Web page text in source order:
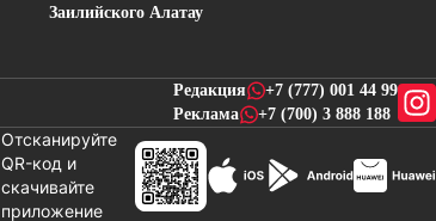
Заилийского Алатау
Редакция
+7 (777) 001 44 99
Реклама
+7 (700) 3 888 188
Отсканируйте
QR-код и
скачивайте
приложениеновостей